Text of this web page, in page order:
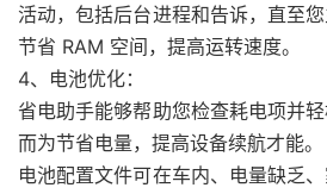
活动，包括后台进程和告诉，直至
节省 RAM 空间，提高运转速度。
4、电池优化：
省电助手能够帮助您检查耗电项并
而为节省电量，提高设备续航才能。
电池配置文件可在车内、电量缺乏